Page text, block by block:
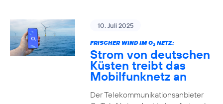
10. Juli 2025
FRISCHER WIND IM O2NETZ:
Strom von deutschen
Küsten treibt das
Mobilfunknetz an
Der Telekommunikationsanbieter